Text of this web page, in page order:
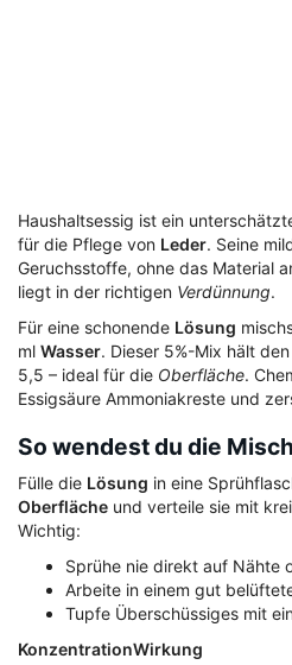
Haushaltsessig ist ein
für die Pflege von Leder. Seine
Geruchsstoffe, ohne das Material
liegt in der richtigen Verdünnung.
Für eine schonende Lösung
ml Wasser. Dieser 5%-Mix hält
5,5 – ideal für die Oberfläche.
Essigsäure Ammoniakreste und
So wendest du die
Fülle die Lösung in eine
Oberfläche und verteile sie mit
Wichtig:
Sprühe nie direkt auf Nähte
Arbeite in einem gut
Tupfe Überschüssiges mit
KonzentrationWirkung